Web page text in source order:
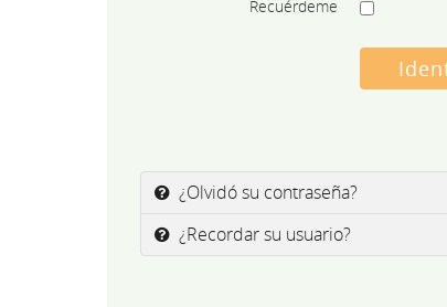
Recuérdeme
¿Olvidó su contraseña?
¿Recordar su usuario?